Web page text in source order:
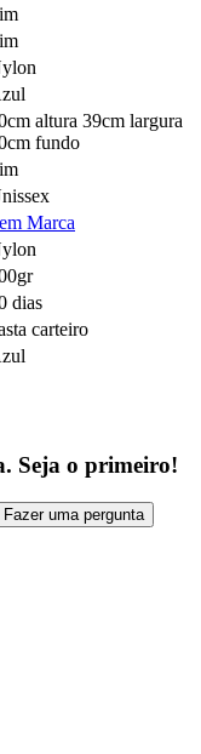
altura 39cm largura
fundo
Marca
dias
carteiro
Seja o primeiro!
Fazer uma pergunta